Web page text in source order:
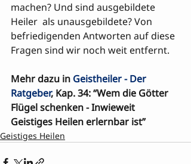
machen? Und sind ausgebildete
Heiler  als unausgebildete? Von
befriedigenden Antworten auf diese
Fragen sind wir noch weit entfernt.
Mehr dazu in Geistheiler - Der
Ratgeber, Kap. 34: “Wem die Götter
Flügel schenken - Inwieweit
Geistiges Heilen erlernbar ist”
Geistiges Heilen